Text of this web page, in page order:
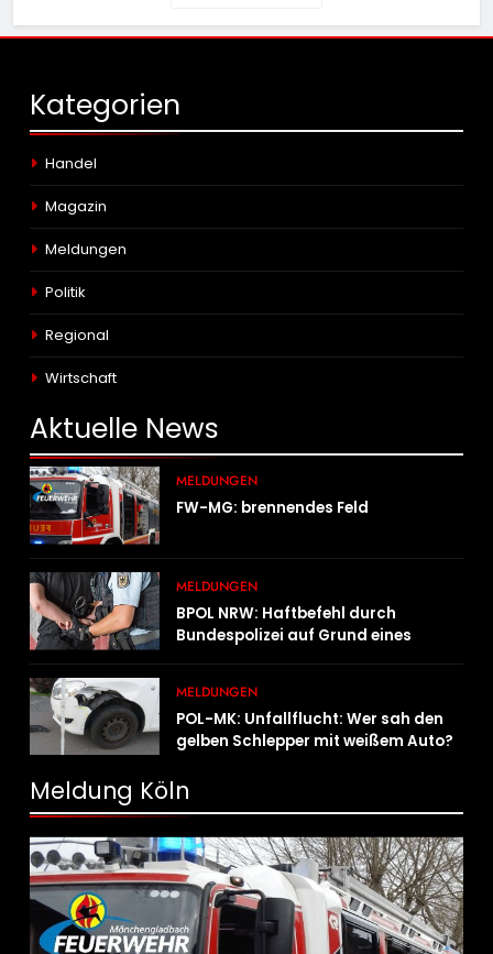
Kategorien
Handel
Magazin
Meldungen
Politik
Regional
Wirtschaft
Aktuelle News
MELDUNGEN
FW-MG: brennendes Feld
MELDUNGEN
BPOL NRW: Haftbefehl durch
Bundespolizei auf Grund eines
MELDUNGEN
POL-MK: Unfallflucht: Wer sah den
gelben Schlepper mit weißem Auto?
Meldung Köln